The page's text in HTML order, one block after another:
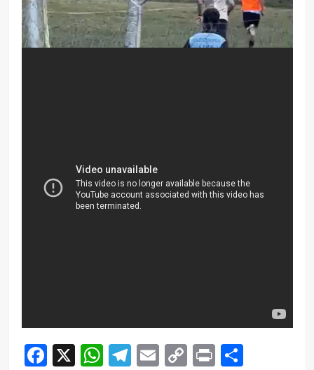
Facebook
X WhatsApp
Telegram
EmailCopy
Print